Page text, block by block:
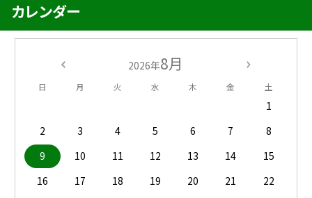
カレンダー
2026年8月
日 月 火 水 木 金 土
1
2
3 4 5 6 7
8
9
10 11 12 13 14
15
16
17 18 19 20 21
22